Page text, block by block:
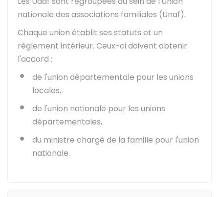
nationale des associations familiales (Unaf).
Chaque union établit ses statuts et un
règlement intérieur. Ceux-ci doivent obtenir
l'accord :
de l'union départementale pour les unions
locales,
de l'union nationale pour les unions
départementales,
du ministre chargé de la famille pour l'union
nationale.